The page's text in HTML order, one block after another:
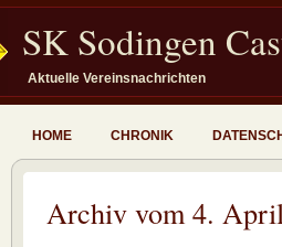
SK Sodingen
Aktuelle Vereinsnachrichten
HOME CHRONIK
Archiv vom 4.